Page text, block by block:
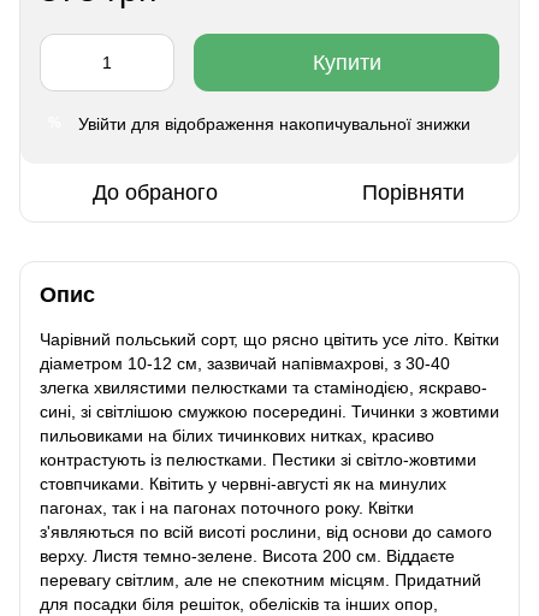
Купити
Увійти для відображення накопичувальної знижки
До обраного Порівняти
Опис
Чарівний польський сорт, що рясно цвітить усе літо. Квітки
діаметром 10-12 см, зазвичай напівмахрові, з 30-40
злегка хвилястими пелюстками та стамінодією, яскраво-
сині, зі світлішою смужкою посередині. Тичинки з жовтими
пильовиками на білих тичинкових нитках, красиво
контрастують із пелюстками. Пестики зі світло-жовтими
стовпчиками. Квітить у червні-августі як на минулих
пагонах, так і на пагонах поточного року. Квітки
з'являються по всій висоті рослини, від основи до самого
верху. Листя темно-зелене. Висота 200 см. Віддаєте
перевагу світлим, але не спекотним місцям. Придатний
для посадки біля решіток, обелісків та інших опор,